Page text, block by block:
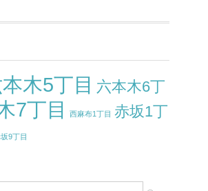
木5丁目 六本木6丁
7丁目 西麻布1丁目 赤坂1丁
9丁目